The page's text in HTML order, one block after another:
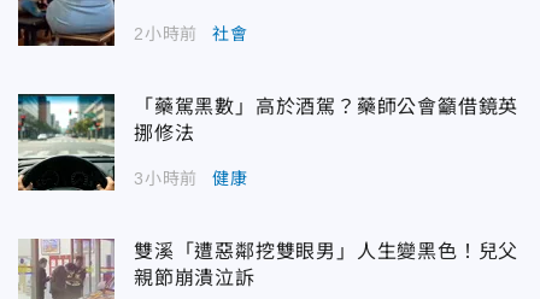
2小時前 社會
「藥駕黑數」高於酒駕？藥師公會籲借鏡英
挪修法
3小時前 健康
雙溪「遭惡鄰挖雙眼男」人生變黑色！兒父
親節崩潰泣訴